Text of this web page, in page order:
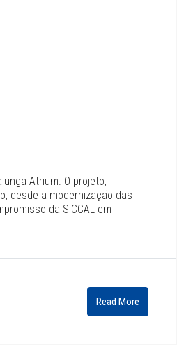
Atrium. O projeto,
desde a modernização das
da SICCAL em
Read More